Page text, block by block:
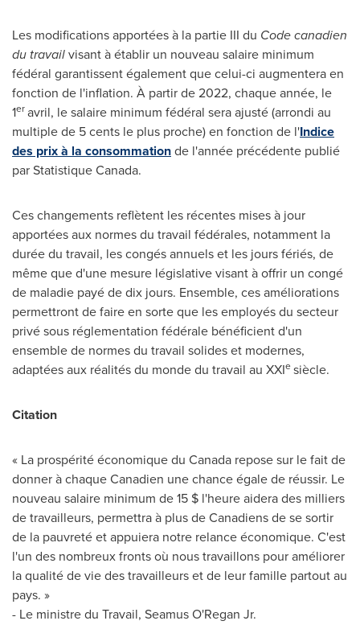
Les modifications apportées à la partie III du Code canadien
du travailvisant à établir un nouveau salaire minimum
fédéral garantissent également que celui-ci augmentera en
fonction de l'inflation. À partir de 2022, chaque année, le
1eravril, le salaire minimum fédéral sera ajusté (arrondi au
multiple de 5 cents le plus proche) en fonction de l'Indice
des prix à la consommationde l'année précédente publié
par Statistique Canada.
Ces changements reflètent les récentes mises à jour
apportées aux normes du travail fédérales, notamment la
durée du travail, les congés annuels et les jours fériés, de
même que d'une mesure législative visant à offrir un congé
de maladie payé de dix jours. Ensemble, ces améliorations
permettront de faire en sorte que les employés du secteur
privé sous réglementation fédérale bénéficient d'un
ensemble de normes du travail solides et modernes,
adaptées aux réalités du monde du travail au XXIesiècle.
Citation
« La prospérité économique du Canada repose sur le fait de
donner à chaque Canadien une chance égale de réussir. Le
nouveau salaire minimum de 15 $ l'heure aidera des milliers
de travailleurs, permettra à plus de Canadiens de se sortir
de la pauvreté et appuiera notre relance économique. C'est
l'un des nombreux fronts où nous travaillons pour améliorer
la qualité de vie des travailleurs et de leur famille partout au
pays. »
- Le ministre du Travail, Seamus O'Regan Jr.